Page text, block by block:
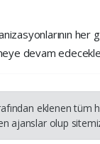
her
devam
eklenen
ajanslar olup